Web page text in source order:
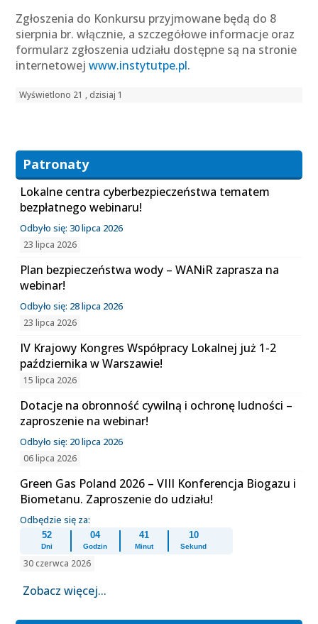
Zgłoszenia do Konkursu przyjmowane będą do 8
sierpnia br. włącznie, a szczegółowe informacje oraz
formularz zgłoszenia udziału dostępne są na stronie
internetowejwww.instytutpe.pl.
Wyświetlono 21 , dzisiaj 1
Patronaty
Lokalne centra cyberbezpieczeństwa tematem
bezpłatnego webinaru!
Odbyło się: 30 lipca 2026
23 lipca 2026
Plan bezpieczeństwa wody – WANiR zaprasza na
webinar!
Odbyło się: 28 lipca 2026
23 lipca 2026
IV Krajowy Kongres Współpracy Lokalnej już 1-2
października w Warszawie!
15 lipca 2026
Dotacje na obronność cywilną i ochronę ludności –
zaproszenie na webinar!
Odbyło się: 20 lipca 2026
06 lipca 2026
Green Gas Poland 2026 – VIII Konferencja Biogazu i
Biometanu. Zaproszenie do udziału!
Odbędzie się za:
52
Dni
04
Godzin
41
Minut
09
Sekund
30 czerwca 2026
Zobacz więcej...